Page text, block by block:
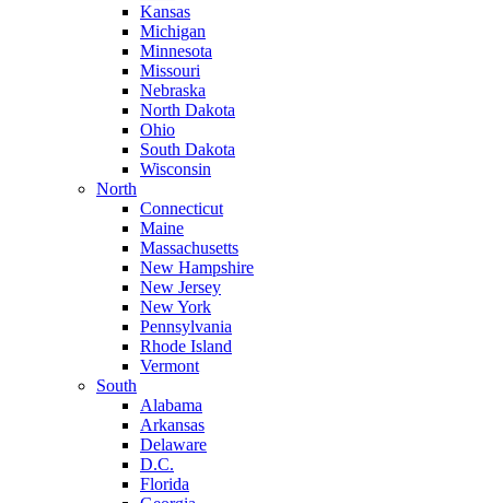
Kansas
Michigan
Minnesota
Missouri
Nebraska
North Dakota
Ohio
South Dakota
Wisconsin
North
Connecticut
Maine
Massachusetts
New Hampshire
New Jersey
New York
Pennsylvania
Rhode Island
Vermont
South
Alabama
Arkansas
Delaware
D.C.
Florida